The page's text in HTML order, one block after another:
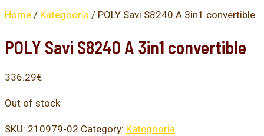
Home / Kategooria / POLY Savi S8240 A 3in1 convertible
POLY Savi S8240 A 3in1 convertible
336.29€
Out of stock
SKU: 210979-02 Category: Kategooria